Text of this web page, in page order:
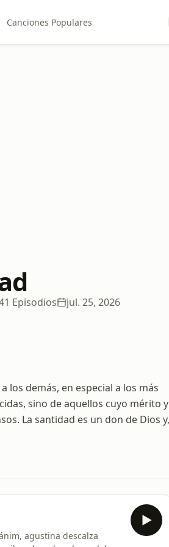
Canciones Populares
Episodios jul. 25, 2026
los demás, en especial a los más
sino de aquellos cuyo mérito y
La santidad es un don de Dios y,
agustina descalza